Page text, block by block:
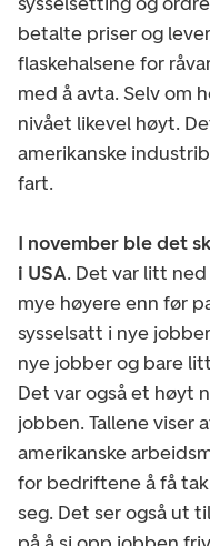
betalte priser og
flaskehalsene for
med å avta. Selv om
nivået likevel høyt.
amerikanske
fart.
I november ble det
i USA. Det var litt
mye høyere enn før
sysselsatt i nye
nye jobber og bare
Det var også et høyt
jobben. Tallene viser
amerikanske
for bedriftene å få
seg. Det ser også ut